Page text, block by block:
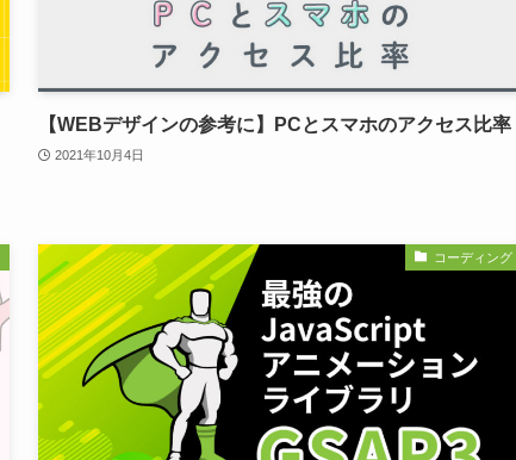
【WEBデザインの参考に】PCとスマホのアクセス比率
2021年10月4日
コーディング